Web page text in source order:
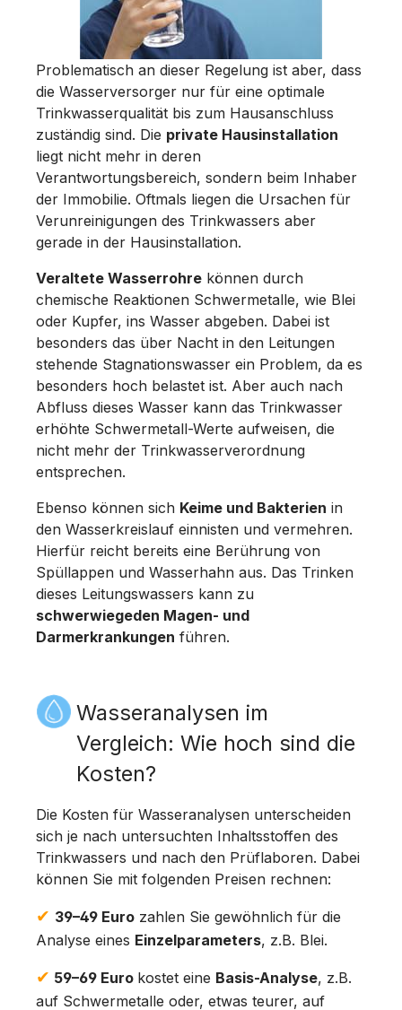
Problematisch an dieser Regelung ist aber, dass
die Wasserversorger nur für eine optimale
Trinkwasserqualität bis zum Hausanschluss
zuständig sind. Die private Hausinstallation
liegt nicht mehr in deren
Verantwortungsbereich, sondern beim Inhaber
der Immobilie. Oftmals liegen die Ursachen für
Verunreinigungen des Trinkwassers aber
gerade in der Hausinstallation.
Veraltete Wasserrohre können durch
chemische Reaktionen Schwermetalle, wie Blei
oder Kupfer, ins Wasser abgeben. Dabei ist
besonders das über Nacht in den Leitungen
stehende Stagnationswasser ein Problem, da es
besonders hoch belastet ist. Aber auch nach
Abfluss dieses Wasser kann das Trinkwasser
erhöhte Schwermetall-Werte aufweisen, die
nicht mehr der Trinkwasserverordnung
entsprechen.
Ebenso können sich Keime und Bakterien in
den Wasserkreislauf einnisten und vermehren.
Hierfür reicht bereits eine Berührung von
Spüllappen und Wasserhahn aus. Das Trinken
dieses Leitungswassers kann zu
schwerwiegeden Magen- und
Darmerkrankungen führen.
Wasseranalysen im
Vergleich: Wie hoch sind die
Kosten?
Die Kosten für Wasseranalysen unterscheiden
sich je nach untersuchten Inhaltsstoffen des
Trinkwassers und nach den Prüflaboren. Dabei
können Sie mit folgenden Preisen rechnen:
✔ 39–49 Euro zahlen Sie gewöhnlich für die
Analyse eines Einzelparameters, z.B. Blei.
✔ 59–69 Euro kostet eine Basis-Analyse, z.B.
auf Schwermetalle oder, etwas teurer, auf